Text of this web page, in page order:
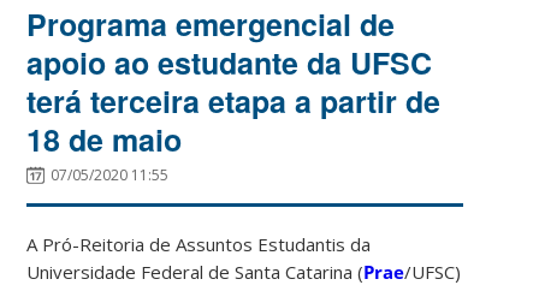
Programa emergencial de
apoio ao estudante da UFSC
terá terceira etapa a partir de
18 de maio
07/05/2020 11:55
A Pró-Reitoria de Assuntos Estudantis da
Universidade Federal de Santa Catarina (Prae/UFSC)